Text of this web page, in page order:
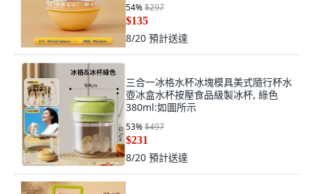
54%$297
$135
8/20 預計送達
三合一冰格水杯冰塊模具美式隨行杯水
壺冰盒水杯按壓食品級製冰杯, 綠色
380ml:如圖所示
53%$497
$231
8/20 預計送達